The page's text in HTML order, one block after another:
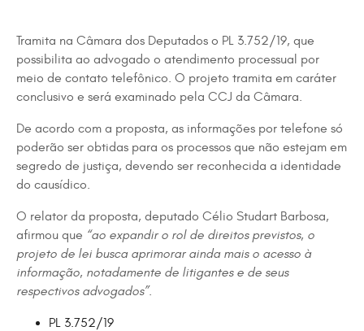
Tramita na Câmara dos Deputados o PL 3.752/19, que
possibilita ao advogado o atendimento processual por
meio de contato telefônico. O projeto tramita em caráter
conclusivo e será examinado pela CCJ da Câmara.
De acordo com a proposta, as informações por telefone só
poderão ser obtidas para os processos que não estejam em
segredo de justiça, devendo ser reconhecida a identidade
do causídico.
O relator da proposta, deputado Célio Studart Barbosa,
afirmou que “ao expandir o rol de direitos previstos, o
projeto de lei busca aprimorar ainda mais o acesso à
informação, notadamente de litigantes e de seus
respectivos advogados”.
PL 3.752/19